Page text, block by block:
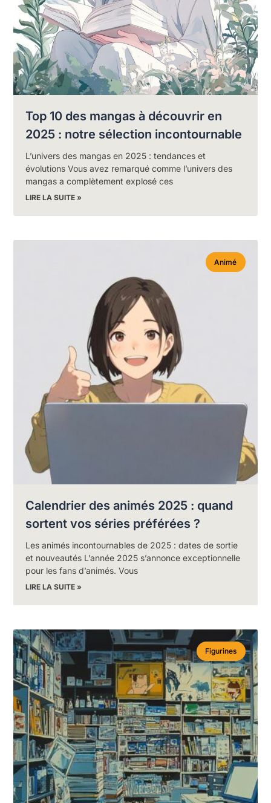
Top 10 des mangas à découvrir en
2025 : notre sélection incontournable
L’univers des mangas en 2025 : tendances et
évolutions Vous avez remarqué comme l’univers des
mangas a complètement explosé ces
LIRE LA SUITE »
Animé
Calendrier des animés 2025 : quand
sortent vos séries préférées ?
Les animés incontournables de 2025 : dates de sortie
et nouveautés L’année 2025 s’annonce exceptionnelle
pour les fans d’animés. Vous
LIRE LA SUITE »
Figurines